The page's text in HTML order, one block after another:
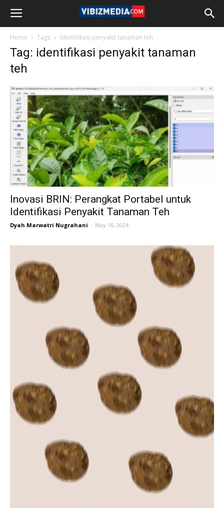
Home Tags Identifikasi penyakit tanaman teh
Tag: identifikasi penyakit tanaman
teh
Inovasi BRIN: Perangkat Portabel untuk
Identifikasi Penyakit Tanaman Teh
Dyah Marwatri Nugrahani - May 16, 2024